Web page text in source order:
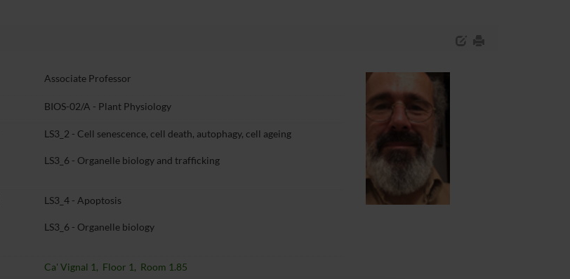
Associate Professor
BIOS-02/A - Plant Physiology
LS3_2 - Cell senescence, cell death, autophagy, cell ageing
LS3_6 - Organelle biology and trafficking
LS3_4 - Apoptosis
LS3_6 - Organelle biology
Ca' Vignal 1, Floor 1, Room 1.85